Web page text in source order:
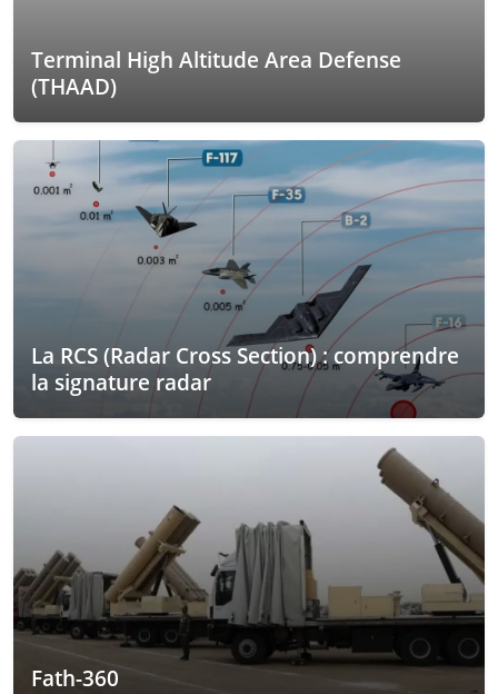
Terminal High Altitude Area Defense
(THAAD)
La RCS (Radar Cross Section) : comprendre
la signature radar
Fath-360